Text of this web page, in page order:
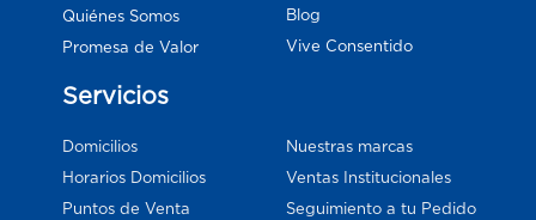
Quiénes Somos
Promesa de Valor
Blog
Vive Consentido
Servicios
Domicilios
Horarios Domicilios
Puntos de Venta
Nuestras marcas
Ventas Institucionales
Seguimiento a tu Pedido